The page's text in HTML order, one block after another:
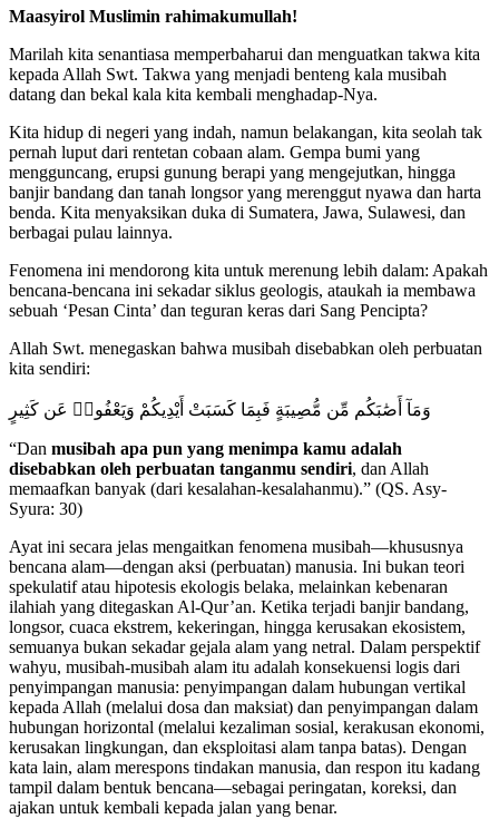
Maasyirol Muslimin rahimakumullah!
Marilah kita senantiasa memperbaharui dan menguatkan takwa kita
kepada Allah Swt. Takwa yang menjadi benteng kala musibah
datang dan bekal kala kita kembali menghadap-Nya.
Kita hidup di negeri yang indah, namun belakangan, kita seolah tak
pernah luput dari rentetan cobaan alam. Gempa bumi yang
mengguncang, erupsi gunung berapi yang mengejutkan, hingga
banjir bandang dan tanah longsor yang merenggut nyawa dan harta
benda. Kita menyaksikan duka di Sumatera, Jawa, Sulawesi, dan
berbagai pulau lainnya.
Fenomena ini mendorong kita untuk merenung lebih dalam: Apakah
bencana-bencana ini sekadar siklus geologis, ataukah ia membawa
sebuah ‘Pesan Cinta’ dan teguran keras dari Sang Pencipta?
Allah Swt. menegaskan bahwa musibah disebabkan oleh perbuatan
kita sendiri:
وَمَآ أَصَٰبَكُم مِّن مُّصِيبَةٍ فَبِمَا كَسَبَتْ أَيْدِيكُمْ وَيَعْفُوا۟ عَن كَثِيرٍ
“Dan musibah apa pun yang menimpa kamu adalah
disebabkan oleh perbuatan tanganmu sendiri, dan Allah
memaafkan banyak (dari kesalahan-kesalahanmu).” (QS. Asy-
Syura: 30)
Ayat ini secara jelas mengaitkan fenomena musibah—khususnya
bencana alam—dengan aksi (perbuatan) manusia. Ini bukan teori
spekulatif atau hipotesis ekologis belaka, melainkan kebenaran
ilahiah yang ditegaskan Al-Qur’an. Ketika terjadi banjir bandang,
longsor, cuaca ekstrem, kekeringan, hingga kerusakan ekosistem,
semuanya bukan sekadar gejala alam yang netral. Dalam perspektif
wahyu, musibah-musibah alam itu adalah konsekuensi logis dari
penyimpangan manusia: penyimpangan dalam hubungan vertikal
kepada Allah (melalui dosa dan maksiat) dan penyimpangan dalam
hubungan horizontal (melalui kezaliman sosial, kerakusan ekonomi,
kerusakan lingkungan, dan eksploitasi alam tanpa batas). Dengan
kata lain, alam merespons tindakan manusia, dan respon itu kadang
tampil dalam bentuk bencana—sebagai peringatan, koreksi, dan
ajakan untuk kembali kepada jalan yang benar.